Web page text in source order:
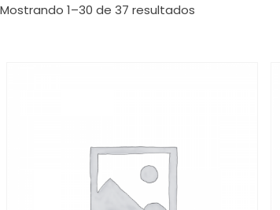
Mostrando 1–30 de 37 resultados